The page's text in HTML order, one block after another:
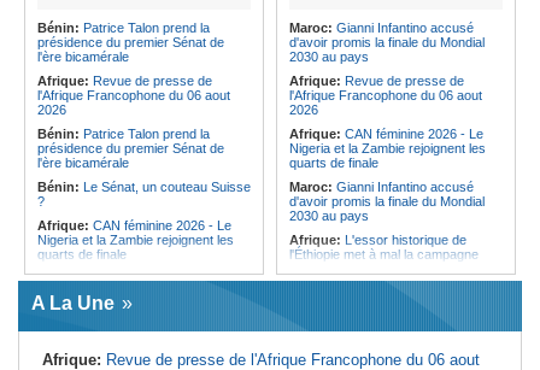
de sensibilisation au deuxième
Recensement général de la
population et de l'habitat
Congo-Kinshasa: Le VPM Shabani
remet aux organisations politiques la
directive ministérielle de l'année
politique 2026
Congo-Kinshasa:Gratien de
Saint-Nicolas Iracan - « Je ne
soutiendrai jamais un dialogue
destiné au partage du pouvoir ou à
la légitimation des groupes armés »
Afrique:La Croix-Rouge
éthiopienne appelle à une
mobilisation accrue des ressources
locales en Afrique
Afrique de l'Est:
les moyens, entraver la coopération
équitable par tous les moyens
Bénin: Patrice Talon prend la
présidence du premier Sénat de
l'ère bicamérale
Afrique: Revue de presse de
l'Afrique Francophone du 06 aout
2026
Bénin: Patrice Talon prend la
présidence du premier Sénat de
l'ère bicamérale
Bénin: Le Sénat, un couteau Suisse
?
Afrique: CAN féminine 2026 - Le
Nigeria et la Zambie rejoignent les
quarts de finale
Afrique:Le continent, plaque
tournante des faux ordres de
virement
Mali:Achat d'un avion présidentiel -
condamnation de l'ex-ministre de
Maroc: Gianni Infantino accusé
d'avoir promis la finale du Mondial
2030 au pays
Afrique: Revue de presse de
l'Afrique Francophone du 06 aout
2026
Afrique: CAN féminine 2026 - Le
Nigeria et la Zambie rejoignent les
quarts de finale
Maroc: Gianni Infantino accusé
d'avoir promis la finale du Mondial
2030 au pays
Afrique: L'essor historique de
l'Éthiopie met à mal la campagne
blessés dans un grave accident de
A La Une
Afrique: Revue de presse de l'Afrique Francophone du 06 aout